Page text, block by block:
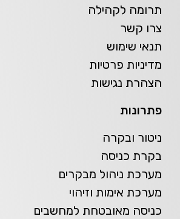
תרומה לקהילה
צרו קשר
תנאי שימוש
מדיניות פרטיות
הצהרת נגישות
פתרונות
ניטור ובקרה
בקרת כניסה
מערכת ניהול מבקרים
מערכת אימות וזיהוי
כניסה מאובטחת למחשבים